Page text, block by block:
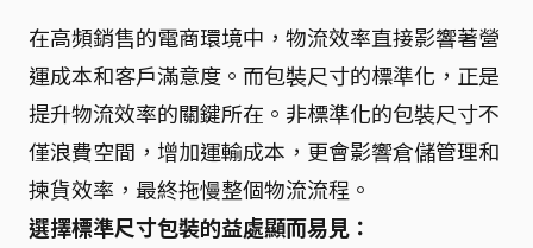
在高頻銷售的電商環境中，物流效率直接影響著營
運成本和客戶滿意度。而包裝尺寸的標準化，正是
提升物流效率的關鍵所在。非標準化的包裝尺寸不
僅浪費空間，增加運輸成本，更會影響倉儲管理和
揀貨效率，最終拖慢整個物流流程。
選擇標準尺寸包裝的益處顯而易見：